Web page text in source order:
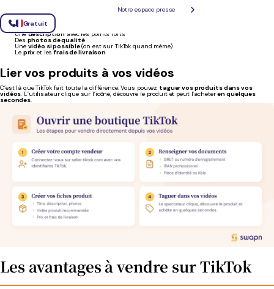
Notre espace presse
Gratuit
Une fois votre boutique validée, vous pouvez créer vos fiches produit
inclure :
Untitre clair
Unedescription avec les points forts
Des photos de qualité
Unevidéo si possible(on est sur TikTok quand même)
Le prix et lesfrais de livraison
Lier vos produits à vos vidéos
C’est là que TikTok fait toute la différence. Vous pouvez taguer vos produits dans vos
vidéos. L’utilisateur clique sur l’icône, découvre le produit et peut l’acheteren quelques
secondes.
Les avantages à vendre sur TikTok